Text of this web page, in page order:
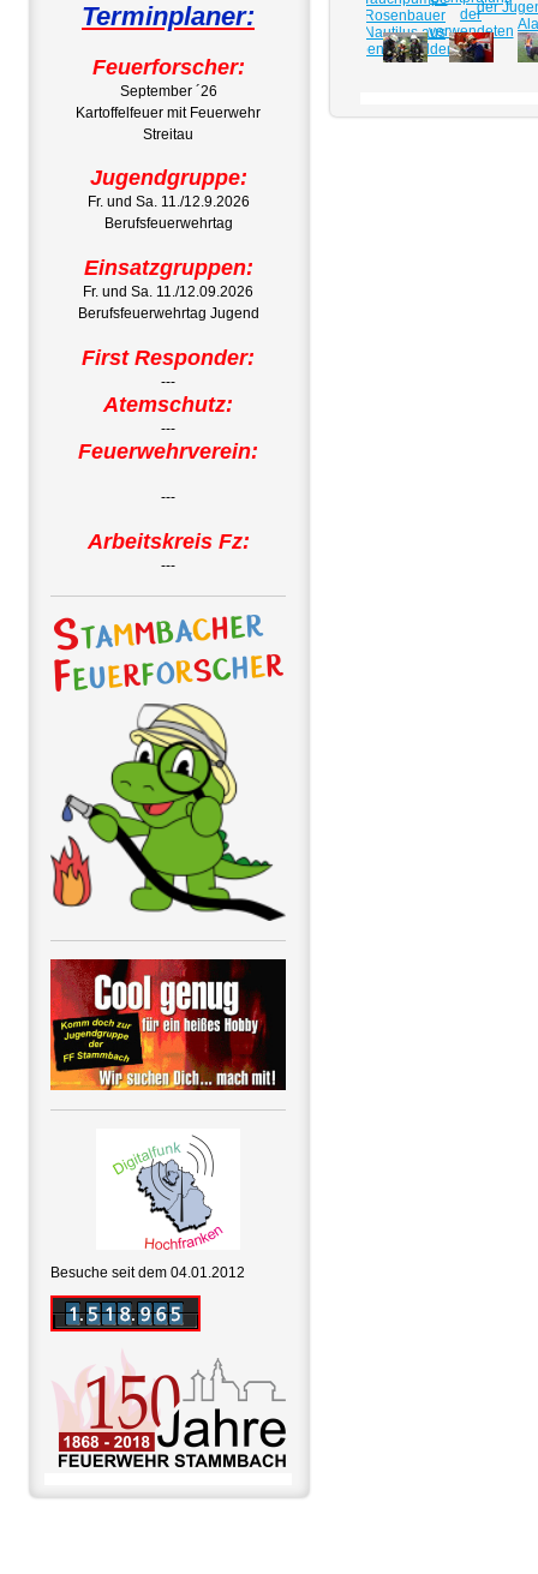
Terminplaner:
Feuerforscher:
September ´26
Kartoffelfeuer mit Feuerwehr
Streitau
Jugendgruppe:
Fr. und Sa. 11./12.9.2026
Berufsfeuerwehrtag
Einsatzgruppen:
Fr. und Sa. 11./12.09.2026
Berufsfeuerwehrtag Jugend
First Responder:
---
Atemschutz:
---
Feuerwehrverein:
---
Arbeitskreis Fz:
---
Besuche seit dem 04.01.2012